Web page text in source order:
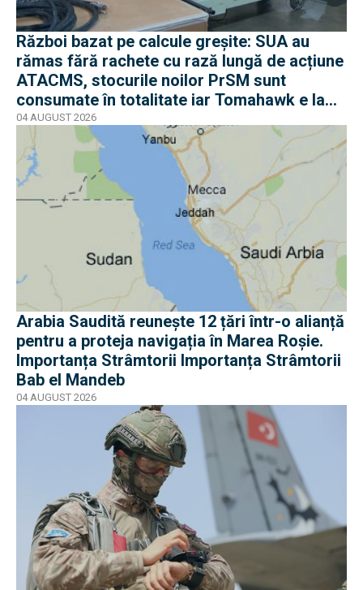
Război bazat pe calcule greșite: SUA au
rămas fără rachete cu rază lungă de acțiune
ATACMS, stocurile noilor PrSM sunt
consumate în totalitate iar Tomahawk e la
jumătate
04 AUGUST 2026
Arabia Saudită reunește 12 țări într-o alianță
pentru a proteja navigația în Marea Roșie.
Importanța Strâmtorii Importanța Strâmtorii
Bab el Mandeb
04 AUGUST 2026